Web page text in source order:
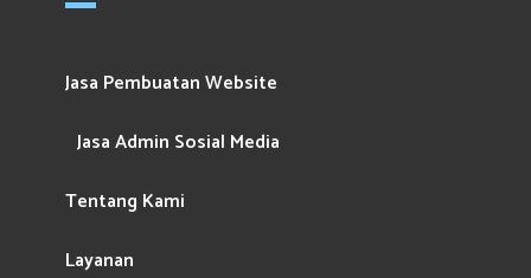
Jasa Pembuatan Website
Jasa Admin Sosial Media
Tentang Kami
Layanan